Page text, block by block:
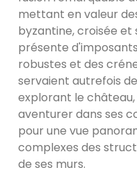
mettant en valeur
byzantine, croisée et
présente
robustes et des
servaient autrefois
explorant le
aventurer dans ses
pour une vue
complexes des
de ses murs.